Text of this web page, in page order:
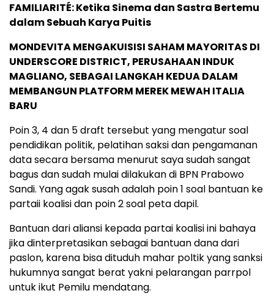
FAMILIARITÉ: Ketika Sinema dan Sastra Bertemu
dalam Sebuah Karya Puitis
MONDEVITA MENGAKUISISI SAHAM MAYORITAS DI
UNDERSCORE DISTRICT, PERUSAHAAN INDUK
MAGLIANO, SEBAGAI LANGKAH KEDUA DALAM
MEMBANGUN PLATFORM MEREK MEWAH ITALIA
BARU
Poin 3, 4 dan 5 draft tersebut yang mengatur soal
pendidikan politik, pelatihan saksi dan pengamanan
data secara bersama menurut saya sudah sangat
bagus dan sudah mulai dilakukan di BPN Prabowo
Sandi. Yang agak susah adalah poin 1 soal bantuan ke
partaii koalisi dan poin 2 soal peta dapil.
Bantuan dari aliansi kepada partai koalisi ini bahaya
jika dinterpretasikan sebagai bantuan dana dari
paslon, karena bisa dituduh mahar poltik yang sanksi
hukumnya sangat berat yakni pelarangan parrpol
untuk ikut Pemilu mendatang.